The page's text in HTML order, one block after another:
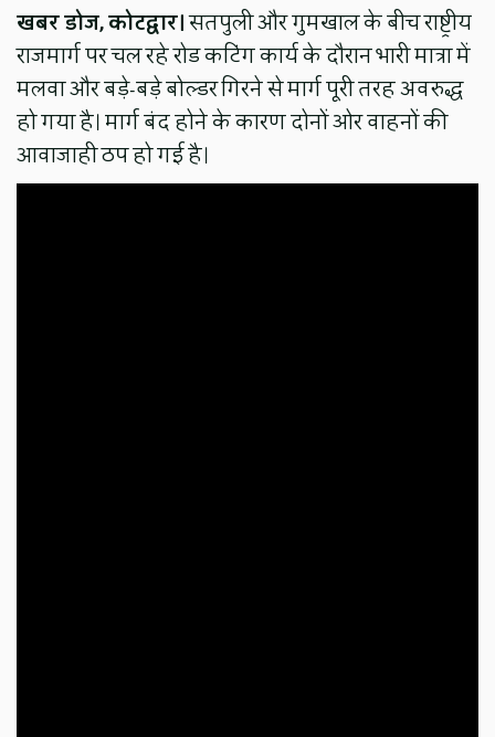
खबर डोज, कोटद्वार।सतपुली और गुमखाल के बीच राष्ट्रीय
राजमार्ग पर चल रहे रोड कटिंग कार्य के दौरान भारी मात्रा में
मलवा और बड़े-बड़े बोल्डर गिरने से मार्ग पूरी तरह अवरुद्ध
हो गया है। मार्ग बंद होने के कारण दोनों ओर वाहनों की
आवाजाही ठप हो गई है।